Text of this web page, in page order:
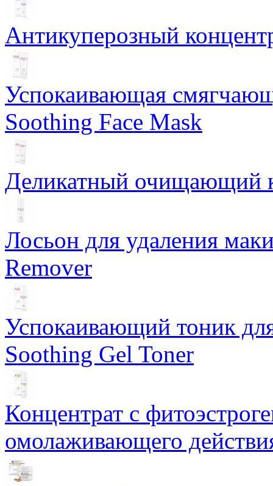
Антикуперозный
Успокаивающая
Soothing Face Mask
Деликатный очищающий
Лосьон для удаления
Remover
Успокаивающий тоник
Soothing Gel Toner
Концентрат с
омолаживающего